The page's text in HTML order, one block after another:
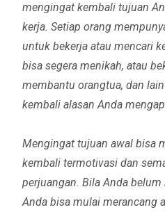
mengingat kembali tujuan
kerja. Setiap orang
untuk bekerja atau mencari
bisa segera menikah, atau
membantu orangtua, dan
kembali alasan Anda
Mengingat tujuan awal bisa
kembali termotivasi dan
perjuangan. Bila Anda
Anda bisa mulai merancang